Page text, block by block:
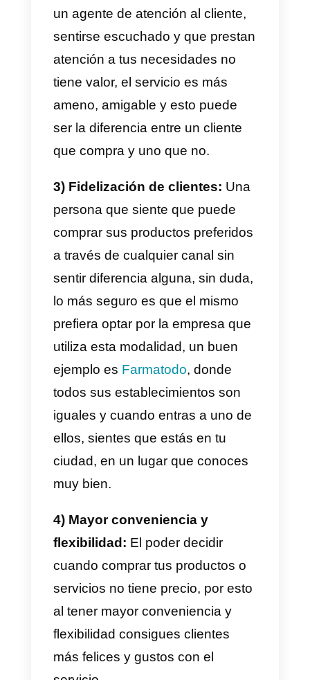
determinante.
Si quieres saber cuáles son los
beneficios de un e-commerce
omnicanal, sigue leyendo:
Al integrar múltiples canales,
como WhatsApp, Instagram,
Facebook o Telegram, puedes
aumentar tu visibilidad y alcanzar
a un público más amplio.
2) Personalización y
experiencia del cliente:
omnicanalidad también te
brindar una experiencia de
compra personalizada y
Te preguntarás, porque esto es
importante. Cuando hablas con
un agente de atención al cliente,
sentirse escuchado y que
atención a tus necesidades no
tiene valor, el servicio es más